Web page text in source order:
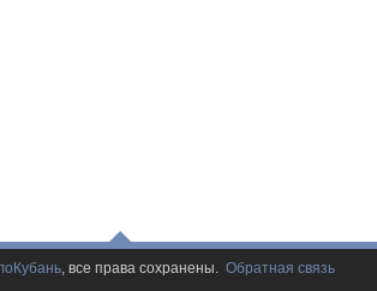
, все права сохранены. Обратная связь